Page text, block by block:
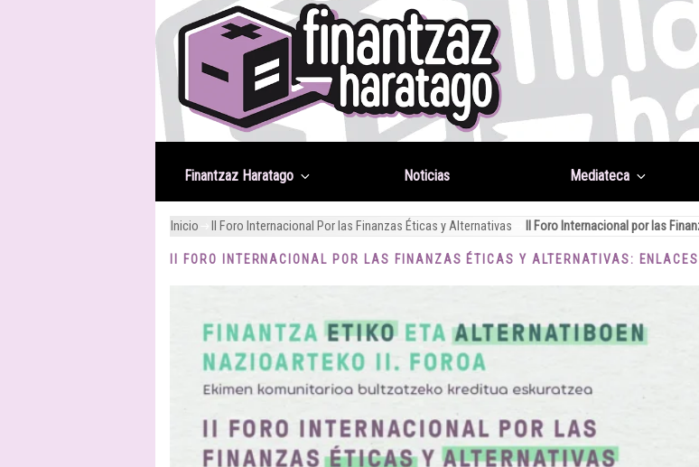
Saltar
al
contenido
Finantzaz Haratago Noticias Mediateca
Inicio II Foro Internacional Por las Finanzas Éticas y Alternativas II Foro Internacional por las
II FORO INTERNACIONAL POR LAS FINANZAS ÉTICAS Y ALTERNATIVAS: